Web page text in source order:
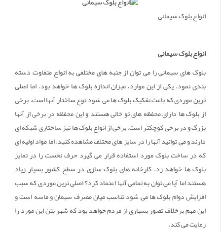
انواع بلوک سیمانی
انواع بلوک سیمانی
بلوک های سیمانی را می توان از جنبه های مختلفی به انواع متفاوت دسته
بندی نمود. یکی از این موارد، میزان اندازه بلوک ها خواهد بود. اما اصلی
ترین موردی که باعث تفکیک بلوک ها می شود نوع ساختار آنها است. برخی
از بلوک ها دارای محفظه های تو خالی هستند و این محفظه در برخی از آنها
بزرگ و در برخی کوچکتر است. برخی از انواع بلوک ها نیز ساختاری شبکه ای
دارند و می توانید آنها را در سایز های مختلف مشاهده کنید. اما مواد اولیه ای
که در ساخت بلوک مورد استفاده قرار می گیرد حرف نخست را در تمایز
بلوک ها خواهد زد. کارخانه های بلوک سازی در سطح کشور بسیار زیاد
هستند اما آیا می توان به تمامی آنها اعتماد کرد؟ اصلی ترین موردی که سبب
افزایش دوام بلوک ها می شود تناسب میان مصرف سیمان و ماسه است و
این مهم برخلاف تصور بسیاری از مردم خواهد بود که شهر بتن این مورد را
رعایت می کند.